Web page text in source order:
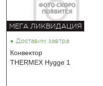
МЕГА ЛИКВИДАЦИЯ
• Доставим завтра
Конвектор
THERMEX Hygge 1